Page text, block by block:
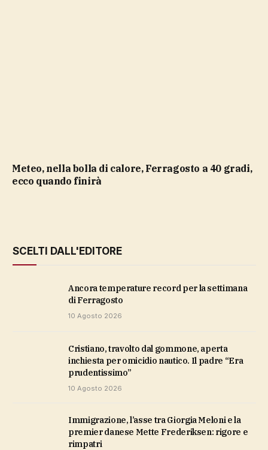
Meteo, nella bolla di calore, Ferragosto a 40 gradi,
ecco quando finirà
SCELTI DALL'EDITORE
Ancora temperature record per la settimana
di Ferragosto
10 Agosto 2026
Cristiano, travolto dal gommone, aperta
inchiesta per omicidio nautico. Il padre “Era
prudentissimo”
10 Agosto 2026
Immigrazione, l’asse tra Giorgia Meloni e la
premier danese Mette Frederiksen: rigore e
rimpatri